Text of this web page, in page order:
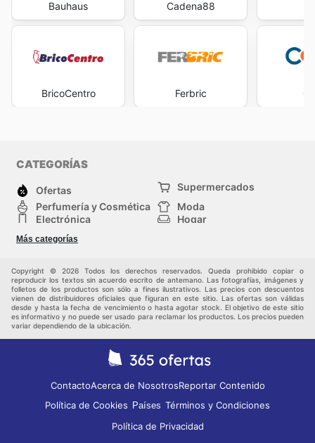
Bauhaus
BricoCentro
Cadena88
Ferbric
CATEGORÍAS
Ofertas
Supermercados
Perfumería y Cosmética
Moda
Electrónica
Hogar
Deporte
Juguetes y bebés
Más categorías
Copyright © 2026 Todos los derechos reservados. Queda prohibido copiar o
reproducir los textos sin acuerdo escrito de antemano. Las fotografías, imágenes y
folletos de los productos son sólo a fines ilustrativos. Las precios con descuentos
vienen de distribuidores oficiales que figuran en este sitio. Las ofertas son válidas
desde y hasta la fecha de vencimiento o hasta agotar stock. El objetivo de este sitio
es informativo y no puede ser usado para reclamar los productos. Los precios pueden
variar dependiendo de la ubicación.
ContactoAcerca de NosotrosReportar Contenido
Política de Cookies Países Términos y Condiciones
Política de Privacidad